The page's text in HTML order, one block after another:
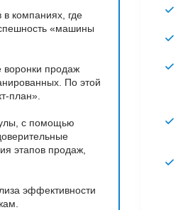
компаниях, где
«машины
воронки продаж
По этой
план».
с помощью
этапов продаж,
эффективности